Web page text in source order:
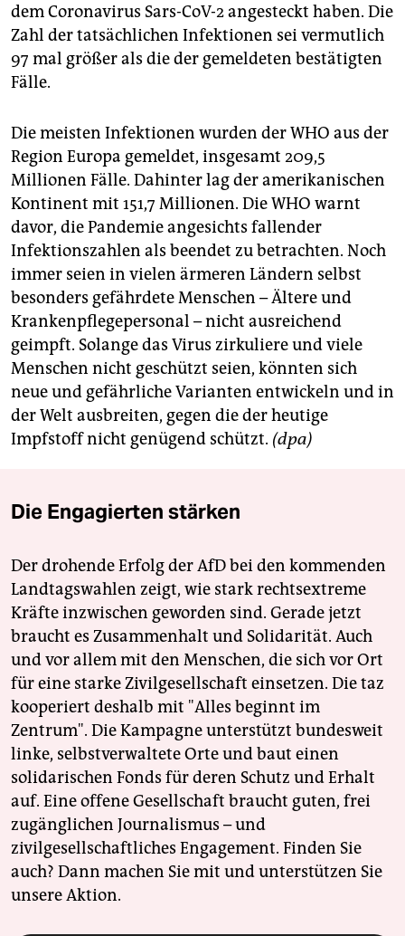
dem Coronavirus Sars-CoV-2 angesteckt haben. Die
Zahl der tatsächlichen Infektionen sei vermutlich
97 mal größer als die der gemeldeten bestätigten
Fälle.
Die meisten Infektionen wurden der WHO aus der
Region Europa gemeldet, insgesamt 209,5
Millionen Fälle. Dahinter lag der amerikanischen
Kontinent mit 151,7 Millionen. Die WHO warnt
davor, die Pandemie angesichts fallender
Infektionszahlen als beendet zu betrachten. Noch
immer seien in vielen ärmeren Ländern selbst
besonders gefährdete Menschen – Ältere und
Krankenpflegepersonal – nicht ausreichend
geimpft. Solange das Virus zirkuliere und viele
Menschen nicht geschützt seien, könnten sich
neue und gefährliche Varianten entwickeln und in
der Welt ausbreiten, gegen die der heutige
Impfstoff nicht genügend schützt. (dpa)
Die Engagierten stärken
Der drohende Erfolg der AfD bei den kommenden
Landtagswahlen zeigt, wie stark rechtsextreme
Kräfte inzwischen geworden sind. Gerade jetzt
braucht es Zusammenhalt und Solidarität. Auch
und vor allem mit den Menschen, die sich vor Ort
für eine starke Zivilgesellschaft einsetzen. Die taz
kooperiert deshalb mit "Alles beginnt im
Zentrum". Die Kampagne unterstützt bundesweit
linke, selbstverwaltete Orte und baut einen
solidarischen Fonds für deren Schutz und Erhalt
auf. Eine offene Gesellschaft braucht guten, frei
zugänglichen Journalismus – und
zivilgesellschaftliches Engagement. Finden Sie
auch? Dann machen Sie mit und unterstützen Sie
unsere Aktion.